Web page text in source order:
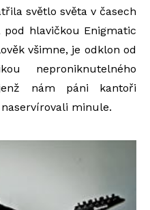
světlo světa v časech
hlavičkou Enigmatic
všimne, je odklon od
neproniknutelného
nám páni kantoři
minule.